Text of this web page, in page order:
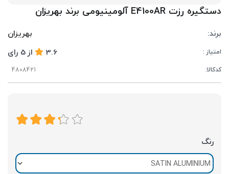
دستگیره رزت E4100AR آلومینیومی برند بهریزان
برند: بهریزان
امتیاز : 3.6 از 5 رای
کدکالا:
رنگ